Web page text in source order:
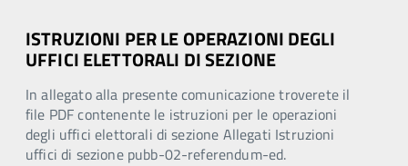
ISTRUZIONI PER LE OPERAZIONI DEGLI
UFFICI ELETTORALI DI SEZIONE
In allegato alla presente comunicazione troverete il
file PDF contenente le istruzioni per le operazioni
degli uffici elettorali di sezione Allegati Istruzioni
uffici di sezione pubb-02-referendum-ed.